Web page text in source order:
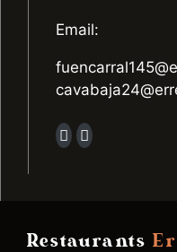
Email:
Restaurants